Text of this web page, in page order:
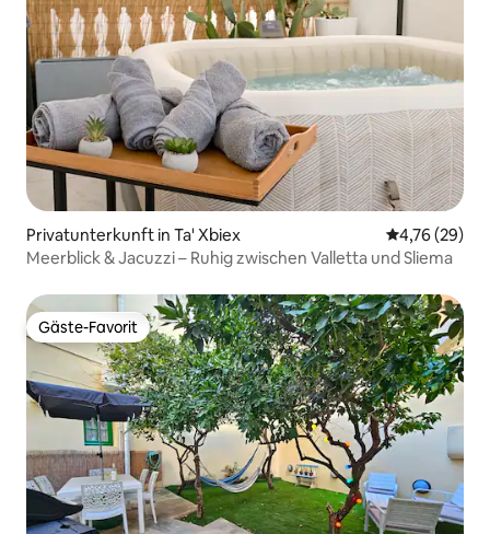
Privatunterkunft in Ta' Xbiex
4,76 (29)
Meerblick & Jacuzzi – Ruhig zwischen Valletta und Sliema
Gäste-Favorit
Gäste-Favorit